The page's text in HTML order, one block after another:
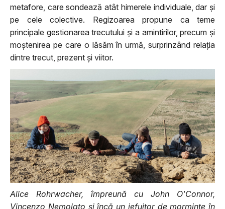
metafore, care sondează atât himerele individuale, dar și
pe cele colective. Regizoarea propune ca teme
principale gestionarea trecutului și a amintirilor, precum și
moștenirea pe care o lăsăm în urmă, surprinzând relația
dintre trecut, prezent și viitor.
Alice Rohrwacher, împreună cu John O'Connor,
Vincenzo Nemolato și încă un jefuitor de morminte în